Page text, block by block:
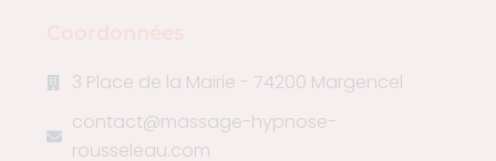
3 Place de la Mairie - 74200 Margencel
contact@massage-hypnose-
rousseleau.com